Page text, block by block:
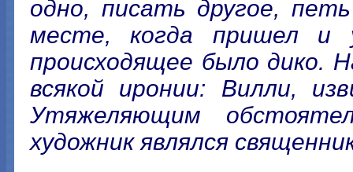
одно, писать другое,
месте, когда пришел и
происходящее было дико.
всякой иронии: Вилли,
Утяжеляющим
художник являлся